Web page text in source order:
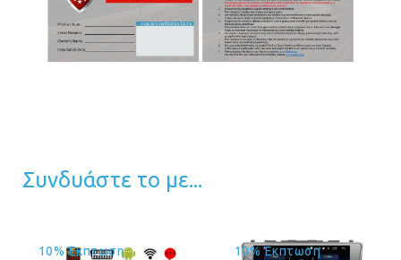
Συνδυάστε το με...
10% Έκπτωση 10% Έκπτωση